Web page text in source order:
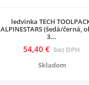
ledvinka TECH
ALPINESTARS (šedá/černá,
3...
54,40 € bez DPH
Skladom